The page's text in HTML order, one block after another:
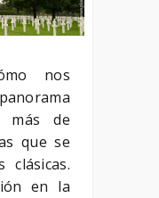
nos
más de
que se
clásicas.
en la